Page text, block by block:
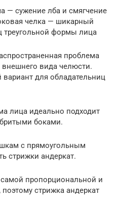
— сужение лба и смягчение
челка — шикарный
треугольной формы лица
проблема
вида челюсти.
для обладательниц
лица идеально подходит
боками.
с прямоугольным
стрижки андеркат.
пропорциональной и
стрижка андеркат